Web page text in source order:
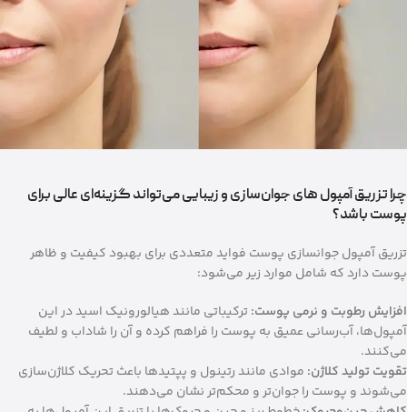
چرا تزریق آمپول‌ های جوان‌سازی و زیبایی می‌تواند گزینه‌ای عالی برای
پوست باشد؟
تزریق آمپول جوانسازی پوست فواید متعددی برای بهبود کیفیت و ظاهر
پوست دارد که شامل موارد زیر می‌شود:
افزایش رطوبت و نرمی پوست:ترکیباتی مانند هیالورونیک اسید در این
آمپول‌ها، آب‌رسانی عمیق به پوست را فراهم کرده و آن را شاداب و لطیف
می‌کنند.
تقویت تولید کلاژن: موادی مانند رتینول و پپتیدها باعث تحریک کلاژن‌سازی
می‌شوند و پوست را جوان‌تر و محکم‌تر نشان می‌دهند.